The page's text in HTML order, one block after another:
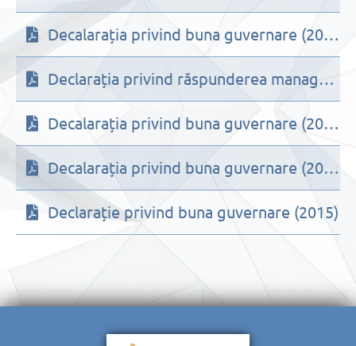
Decalarația privind buna guvernare (2016)
Declarația privind răspunderea managerială (2019)
Decalarația privind buna guvernare (2018)
Decalarația privind buna guvernare (2017)
Declarație privind buna guvernare (2015)